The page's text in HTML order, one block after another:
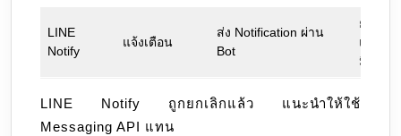
LINE
Notify
แจ้งเตือน
ส่ง Notification ผ่าน
Bot
ยกเลิก
แล้ว
มี.ค. 68
LINE Notify ถูกยกเลิกแล้ว แนะนำให้ใช้
Messaging API แทน